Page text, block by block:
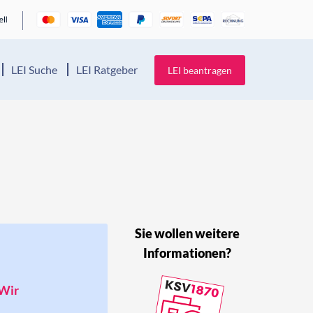
LEI Suche LEI Ratgeber LEI beantragen
Sie wollen weitere
Informationen?